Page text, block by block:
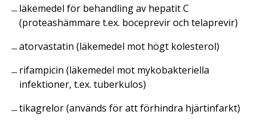
läkemedel för behandling av hepatit C
(proteashämmare t.ex. boceprevir och telaprevir)
atorvastatin (läkemedel mot högt kolesterol)
rifampicin (läkemedel mot mykobakteriella
infektioner, t.ex. tuberkulos)
tikagrelor (används för att förhindra hjärtinfarkt)